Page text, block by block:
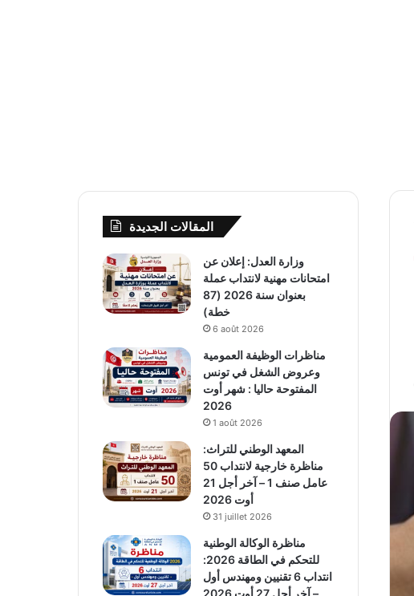
المقالات الجديدة
وزارة العدل: إعلان عن
امتحانات مهنية لانتداب عملة
بعنوان سنة 2026 (87
خطة)
6 août 2026
مناظرات الوظيفة العمومية
وعروض الشغل في تونس
المفتوحة حاليا : شهر أوت
2026
1 août 2026
المعهد الوطني للتراث:
مناظرة خارجية لانتداب 50
عامل صنف 1 – آخر أجل 21
أوت 2026
31 juillet 2026
مناظرة الوكالة الوطنية
للتحكم في الطاقة 2026:
انتداب 6 تقنيين ومهندس أول
– آخر أجل 27 أوت 2026